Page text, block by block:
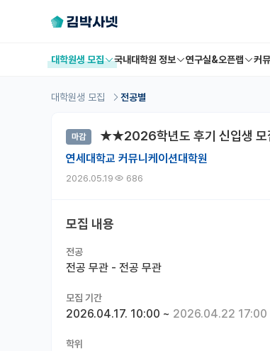
대학원생 모집 국내대학원 정보 연구실&오픈랩 커
대학원생 모집 전공별
마감 ★★2026학년도 후기 신입생
연세대학교 커뮤니케이션대학원
2026.05.19 686
모집 내용
전공
전공 무관 - 전공 무관
모집 기간
2026.04.17. 10:00 ~ 2026.04.22 17:00
학위